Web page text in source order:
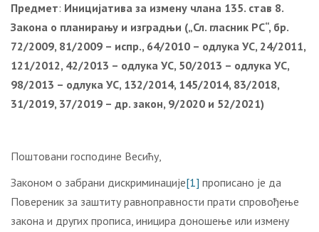
Предмет: Иницијатива за измену члана 135. став 8.
Закона о планирању и изградњи („Сл. гласник РС“, бр.
72/2009, 81/2009 – испр., 64/2010 – одлука УС, 24/2011,
121/2012, 42/2013 – одлука УС, 50/2013 – одлука УС,
98/2013 – одлука УС, 132/2014, 145/2014, 83/2018,
31/2019, 37/2019 – др. закон, 9/2020 и 52/2021)
Поштовани господине Весићу,
Законом о забрани дискриминације[1] прописано је да
Повереник за заштиту равноправности прати спровођење
закона и других прописа, иницира доношење или измену